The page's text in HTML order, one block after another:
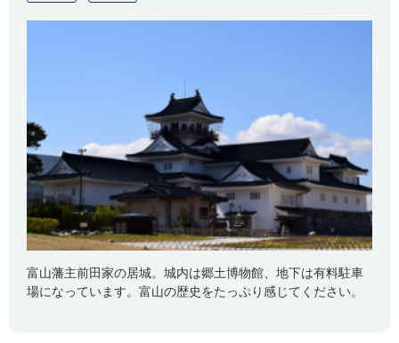
富山藩主前田家の居城。城内は郷土博物館、地下は有料駐車
場になっています。富山の歴史をたっぷり感じてください。